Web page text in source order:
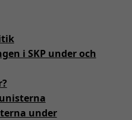
i SKP under och
under